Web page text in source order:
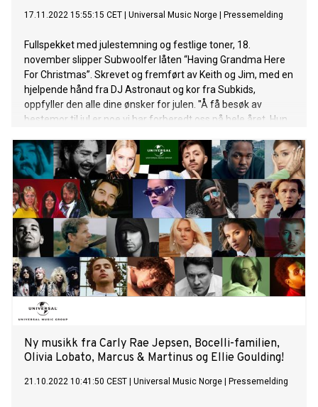
17.11.2022 15:55:15 CET Universal Music Norge Pressemelding
Fullspekket med julestemning og festlige toner, 18.
november slipper Subwoolfer låten “Having Grandma Here
For Christmas”. Skrevet og fremført av Keith og Jim, med en
hjelpende hånd fra DJ Astronaut og kor fra Subkids,
oppfyller den alle dine ønsker for julen. "Å få besøk av
bestemor til jul er noe vi har forberedt oss på hele året. Hun
fylle både hjertene og magene våre med juleglede”, sier
Subwoolfer. Subwoolfer er galaksens største band, og
består av brødrene Keith og Jim. Duoen har vært aktiv i ca.
4,5 milliarder år, og har vært bosatt på månen det siste
århundret. Der har de brukt tiden på å slappe av, pleie
fansen og skrevet ny musikk. Keith og Jim stakk av med en
10. plass i årets Eurovision finale, men reiste fornøyde hjem
til månen som åpenbare fan-favoritter. Etter finalen har
“Give That Wolf A Banana” klatret opp Top 10-listene i blant
annet Norge, Estland, Finland, Island, Latvia, Litauen, Sverige
og Ukraina, o
Ny musikk fra Carly Rae Jepsen, Bocelli-familien,
Olivia Lobato, Marcus & Martinus og Ellie Goulding!
21.10.2022 10:41:50 CEST Universal Music Norge Pressemelding